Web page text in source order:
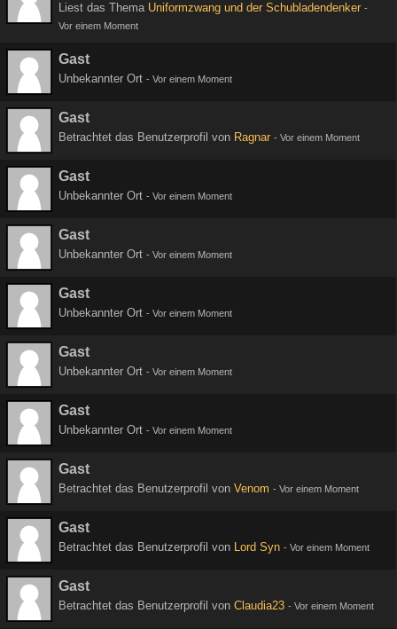
Liest das Thema Uniformzwang und der Schubladendenker -
Vor einem Moment
Gast
Unbekannter Ort - Vor einem Moment
Gast
Betrachtet das Benutzerprofil von Ragnar - Vor einem Moment
Gast
Unbekannter Ort - Vor einem Moment
Gast
Unbekannter Ort - Vor einem Moment
Gast
Unbekannter Ort - Vor einem Moment
Gast
Unbekannter Ort - Vor einem Moment
Gast
Unbekannter Ort - Vor einem Moment
Gast
Betrachtet das Benutzerprofil von Venom - Vor einem Moment
Gast
Betrachtet das Benutzerprofil von Lord Syn - Vor einem Moment
Gast
Betrachtet das Benutzerprofil von Claudia23 - Vor einem Moment